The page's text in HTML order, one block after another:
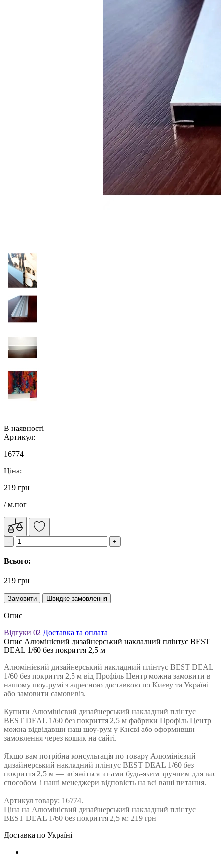
В наявності
Артикул:
16774
Ціна:
219 грн
/ м.пог
Всього:
219 грн
Замовити Швидке замовлення
Опис
Відгуки 02 Доставка та оплата
Опис Алюмінієвий дизайнерський накладний плінтус BEST
DEAL 1/60 без покриття 2,5 м
Алюмінієвий дизайнерський накладний плінтус BEST DEAL
1/60 без покриття 2,5 м від Профiль Центр можна замовити в
нашому шоу-румі з адресною доставкою по Києву та Україні
або замовити самовивіз.
Купити Алюмінієвий дизайнерський накладний плінтус
BEST DEAL 1/60 без покриття 2,5 м фабрики Профiль Центр
можна відвідавши наш шоу-рум у Києві або оформивши
замовлення через кошик на сайті.
Якщо вам потрібна консультація по товару Алюмінієвий
дизайнерський накладний плінтус BEST DEAL 1/60 без
покриття 2,5 м — зв’яжіться з нами будь-яким зручним для вас
способом, і наші менеджери відповість на всі ваші питання.
Артикул товару: 16774.
Ціна на Алюмінієвий дизайнерський накладний плінтус
BEST DEAL 1/60 без покриття 2,5 м: 219 грн
Доставка по Україні